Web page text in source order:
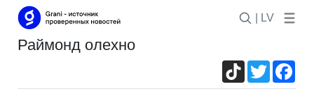
| LV
раймонд олехно
TikTokTwitter